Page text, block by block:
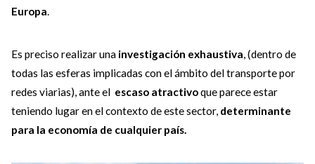
Europa.
Es preciso realizar una investigación exhaustiva , (dentro de
todas las esferas implicadas con el ámbito del transporte por
redes viarias), ante el escaso atractivoque parece estar
teniendo lugar en el contexto de este sector, determinante
para la economía de cualquier país.